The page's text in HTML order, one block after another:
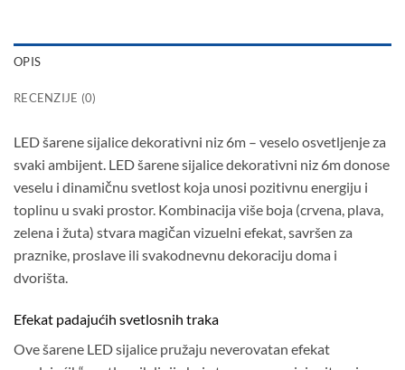
OPIS
RECENZIJE (0)
LED šarene sijalice dekorativni niz 6m – veselo osvetljenje za
svaki ambijent. LED šarene sijalice dekorativni niz 6m donose
veselu i dinamičnu svetlost koja unosi pozitivnu energiju i
toplinu u svaki prostor. Kombinacija više boja (crvena, plava,
zelena i žuta) stvara magičan vizuelni efekat, savršen za
praznike, proslave ili svakodnevnu dekoraciju doma i
dvorišta.
Efekat padajućih svetlosnih traka
Ove šarene LED sijalice pružaju neverovatan efekat